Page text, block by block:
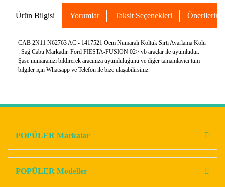
Ürün Bilgisi Yorumlar Taksit Seçenekleri Önerileriniz
CAB 2N11 N62763 AC - 1417521 Oem Numaralı Koltuk Sırtı Ayarlama Kolu
: Sağ Cabu Markadır. Ford FIESTA-FUSION 02> vb araçlar ile uyumludur.
Şase numaranızı bildirerek aracınıza uyumluluğunu ve diğer tamamlayıcı tüm
bilgiler için Whatsapp ve Telefon ile bize ulaşabilirsiniz.
Ürün açıklamasında eksik bilgiler bulunuyor.
POPÜLER Markalar
POPÜLER Modeller